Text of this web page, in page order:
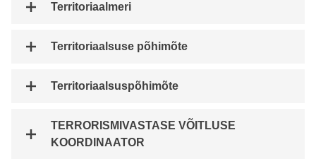
Territoriaalmeri
Territoriaalsuse põhimõte
Territoriaalsuspõhimõte
TERRORISMIVASTASE VÕITLUSE
KOORDINAATOR